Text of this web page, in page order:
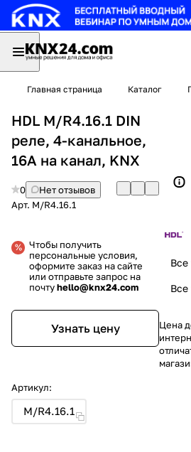
Главная страница Каталог
HDL M/R4.16.1 DIN
реле, 4-канальное,
16A на канал, KNX
0
Нет отзывов
Арт. M/R4.16.1
Чтобы получить
персональные условия,
оформите заказ на сайте
или отправьте запрос на
почтуhello@knx24.com
Узнать цену
Артикул:
M/R4.16.1
Все
Все
Цена